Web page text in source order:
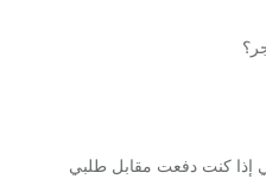
إذا كنت دفعت مقابل طلبي